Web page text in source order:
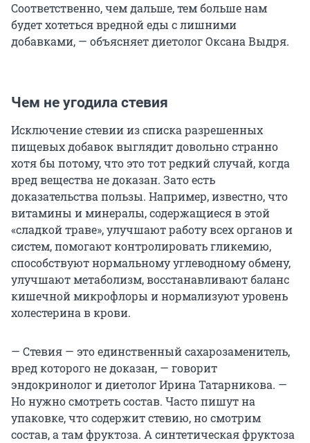
Соответственно, чем дальше, тем больше нам
будет хотеться вредной еды с лишними
добавками, — объясняет диетолог Оксана Выдря.
Чем не угодила стевия
Исключение стевии из списка разрешенных
пищевых добавок выглядит довольно странно
хотя бы потому, что это тот редкий случай, когда
вред вещества не доказан. Зато есть
доказательства пользы. Например, известно, что
витамины и минералы, содержащиеся в этой
«сладкой траве», улучшают работу всех органов и
систем, помогают контролировать гликемию,
способствуют нормальному углеводному обмену,
улучшают метаболизм, восстанавливают баланс
кишечной микрофлоры и нормализуют уровень
холестерина в крови.
— Стевия — это единственный сахарозаменитель,
вред которого не доказан, — говорит
эндокринолог и диетолог Ирина Татарникова. —
Но нужно смотреть состав. Часто пишут на
упаковке, что содержит стевию, но смотрим
состав, а там фруктоза. А синтетическая фруктоза